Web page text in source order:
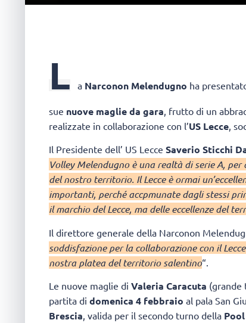
L a Narconon Melendugno ha
sue nuove maglie da gara , frutto di un
realizzate in collaborazione con l’US Lecce ,
Il Presidente dell’ US Lecce Saverio Sticchi
Volley Melendugno è una realtà di serie A,
del nostro territorio. Il Lecce è ormai
importanti, perché accpmunate dagli stessi
il marchio del Lecce, ma delle eccellenze del
Il direttore generale della Narconon
soddisfazione per la collaborazione con il
nostra platea del territorio salentino“.
Le nuove maglie di Valeria Caracuta (grande
partita di domenica 4 febbraio al pala San
Brescia, valida per il secondo turno della